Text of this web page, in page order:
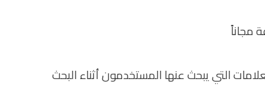
التي يبحث عنها المستخدمون أثناء البحث